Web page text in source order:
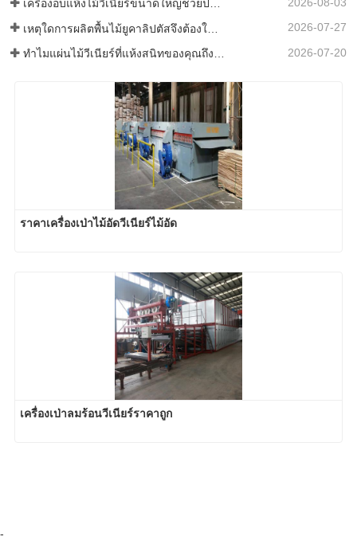
เครื่องอบแห้งไม้วีเนียร์ขนาดใหญ่ช่วยประหยัดเงินได้จริงหรือ?
2026-07-27
2026-07-20
ราคาเครื่องเป่าไม้อัดวีเนียร์ไม้อัด
เครื่องเป่าลมร้อนวีเนียร์ราคาถูก
-